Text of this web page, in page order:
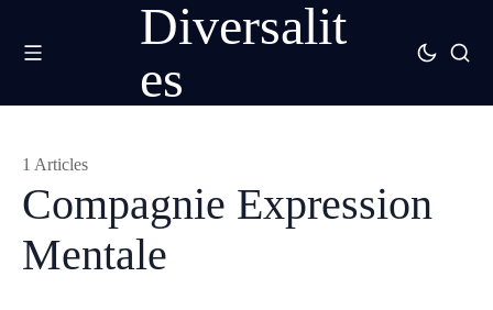
Diversalit
es
Compagnie Expression
Mentale
1 Articles